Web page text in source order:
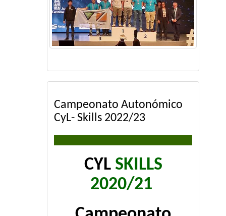
Campeonato Autonómico
CyL- Skills 2022/23
CYL SKILLS
2020/21